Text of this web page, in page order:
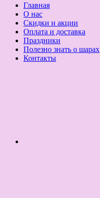
Главная
О нас
Скидки и акции
Оплата и доставка
Праздники
Полезно знать о шарах
Контакты